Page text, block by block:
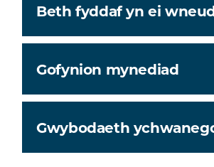
Beth fyddaf yn ei
Gofynion mynediad
Gwybodaeth